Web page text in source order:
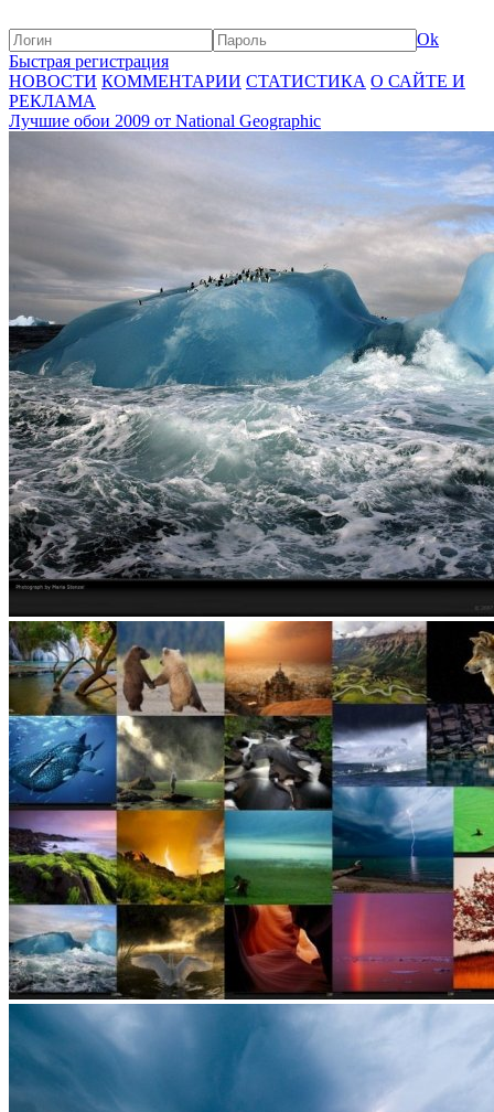
Ok
Быстрая регистрация
НОВОСТИ КОММЕНТАРИИ СТАТИСТИКА О САЙТЕ И
РЕКЛАМА
Лучшие обои 2009 от National Geographic